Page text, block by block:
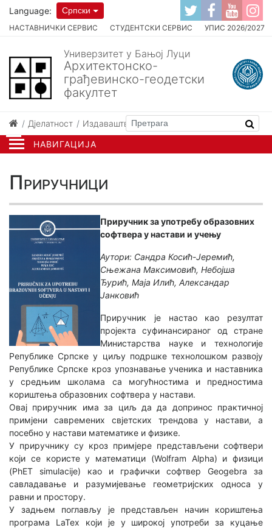
НАВИГАЦИЈА
НАСТАВНИЧКИ СЕРВИС СТУДЕНТСКИ СЕРВИС УПИС 2026/2027
Language: Српски
Универзитет у Бањој Луци
Архитектонско-
грађевинско-геодетски
факултет
Дјелатност Издаваштво Приручници
Приручници
Приручник за употребу образовних
софтвера у настави и учењу
Аутори: Сандра Косић-Јеремић,
Сњежана Максимовић, Небојша
Ђурић, Маја Илић, Александар
Јанковић
Приручник је настао као резултат
пројекта суфинансираног од стране
Министарства науке и технологије
Републике Српске у циљу подршке технолошком развоју
Републике Српске кроз упознавање ученика и наставника
у средњим школама са могућностима и предностима
кориштења образовних софтвера у настави.
Овај приручник има за циљ да да допринос практичној
примјени савремених свјетских трендова у настави, а
посебно у настави математике и физике.
У приручнику су кроз примјере представљени софтвери
који се користе у математици (Wolfram Alpha) и физици
(PhET simulacije) као и графички софтвер Geogebra за
савладавање и разумијевање геометријских односа у
равни и простору.
У задњем поглављу је представљен начин кориштења
програма LaTex који је у широкој употреби за куцање